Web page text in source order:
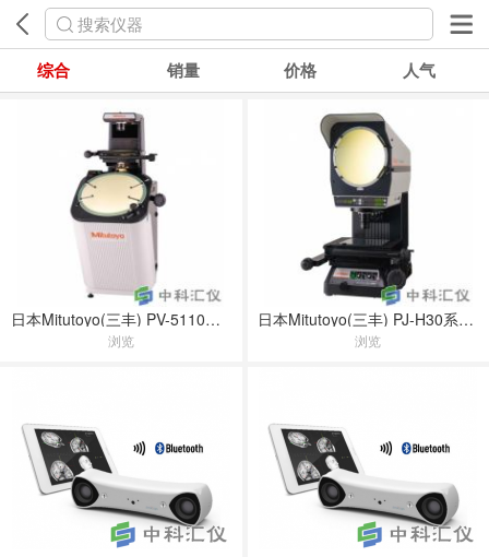
搜索仪器
综合 销量 价格 人气
日本Mitutoyo(三丰) PV-5110系列投影仪
浏览
日本Mitutoyo(三丰) PJ-H30系列投影仪
浏览